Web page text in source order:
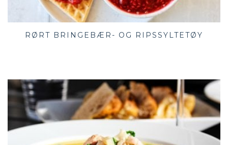
RØRT BRINGEBÆR- OG RIPSSYLTETØY